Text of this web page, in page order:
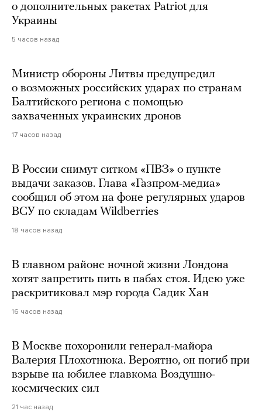
о дополнительных ракетах Patriot для
Украины
5 часов назад
Министр обороны Литвы предупредил
о возможных российских ударах по странам
Балтийского региона с помощью
захваченных украинских дронов
17 часов назад
В России снимут ситком «ПВЗ» о пункте
выдачи заказов. Глава «Газпром-медиа»
сообщил об этом на фоне регулярных ударов
ВСУ по складам Wildberries
18 часов назад
В главном районе ночной жизни Лондона
хотят запретить пить в пабах стоя. Идею уже
раскритиковал мэр города Садик Хан
16 часов назад
В Москве похоронили генерал-майора
Валерия Плохотнюка. Вероятно, он погиб при
взрыве на юбилее главкома Воздушно-
космических сил
21 час назад